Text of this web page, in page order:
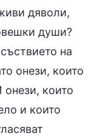
дяволи,
души?
на
онези, които
които
и които